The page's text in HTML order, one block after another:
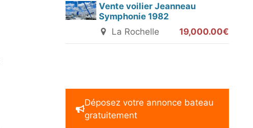
Vente voilier Jeanneau
Symphonie 1982
La Rochelle
19,000.00€
Déposez votre annonce bateau
gratuitement